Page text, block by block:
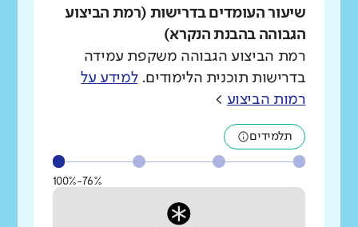
שיעור העומדים בדרישות (רמת הביצוע
הגבוהה בהבנת הנקרא)
רמת הביצוע הגבוהה משקפת עמידה
בדרישות תוכנית הלימודים.למידע על
רמות הביצוע >
תלמידים
76%-100%